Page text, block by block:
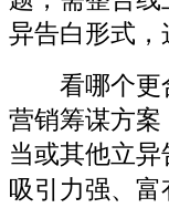
异告白形式
看哪个更合
营销筹谋方
当或其他立
吸引力强、